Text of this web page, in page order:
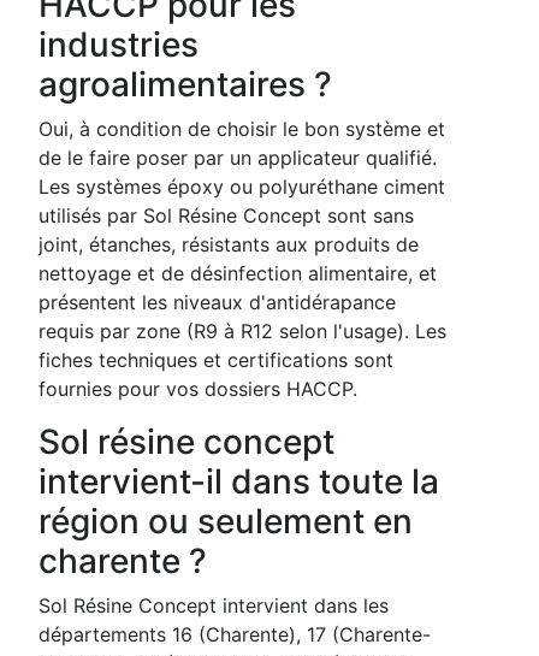
industries
agroalimentaires ?
Oui, à condition de choisir le bon système et
de le faire poser par un applicateur qualifié.
Les systèmes époxy ou polyuréthane ciment
utilisés par Sol Résine Concept sont sans
joint, étanches, résistants aux produits de
nettoyage et de désinfection alimentaire, et
présentent les niveaux d'antidérapance
requis par zone (R9 à R12 selon l'usage). Les
fiches techniques et certifications sont
fournies pour vos dossiers HACCP.
Sol résine concept
intervient-il dans toute la
région ou seulement en
charente ?
Sol Résine Concept intervient dans les
départements 16 (Charente), 17 (Charente-